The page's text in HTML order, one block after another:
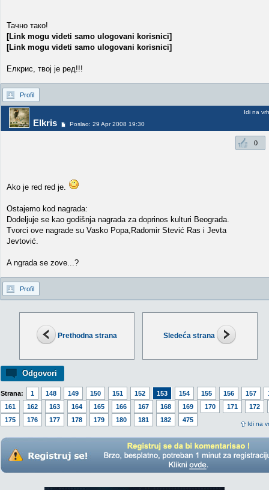
Prethodna strana Sledeća strana
Odgovori
Strana: 1 148 149 150 151 152 153 154 155 156 157
161
162 163 164 165 166 167 168 169 170 171
172
175
176 177 178 179 180 181 182 475
Idi na
Тачно тако!
[Link mogu videti samo ulogovani korisnici]
[Link mogu videti samo ulogovani korisnici]
Елкрис, твој је ред!!!
Profil
Elkris Poslao: 29 Apr 2008 19:30
Idi na vrh
0
Ako je red red je.
Ostajemo kod nagrada:
Dodeljuje se kao godišnja nagrada za doprinos kulturi Beograda.
Tvorci ove nagrade su Vasko Popa,Radomir Stević Ras i Jevta
Jevtović.
A ngrada se zove...?
Profil